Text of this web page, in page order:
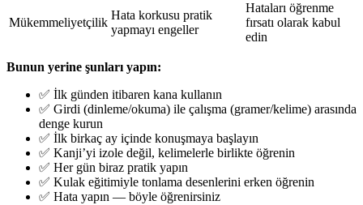
Mükemmeliyetçilik
Hata korkusu pratik
yapmayı engeller
Hataları öğrenme
fırsatı olarak kabul
edin
Bunun yerine şunları yapın:
✅ İlk günden itibaren kana kullanın
✅ Girdi (dinleme/okuma) ile çalışma (gramer/kelime) arasında
denge kurun
✅ İlk birkaç ay içinde konuşmaya başlayın
✅ Kanji’yi izole değil, kelimelerle birlikte öğrenin
✅ Her gün biraz pratik yapın
✅ Kulak eğitimiyle tonlama desenlerini erken öğrenin
✅ Hata yapın — böyle öğrenirsiniz